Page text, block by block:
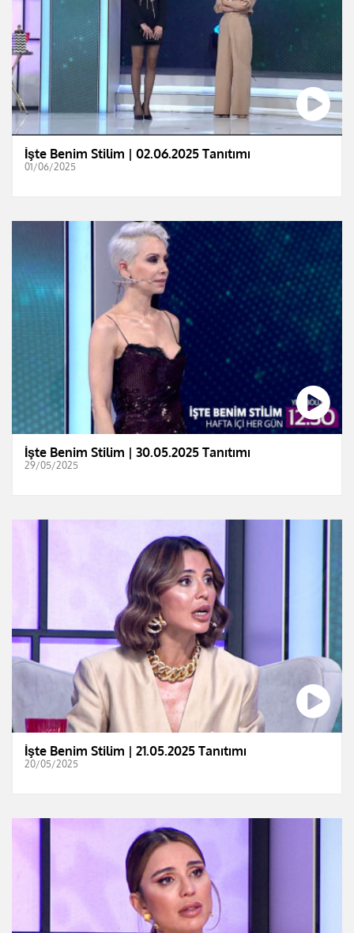
İşte Benim Stilim | 02.06.2025 Tanıtımı
01/06/2025
İşte Benim Stilim | 30.05.2025 Tanıtımı
29/05/2025
İşte Benim Stilim | 21.05.2025 Tanıtımı
20/05/2025